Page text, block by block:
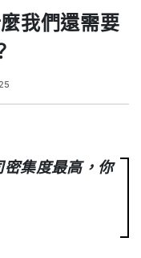
我們還需要
集度最高，你